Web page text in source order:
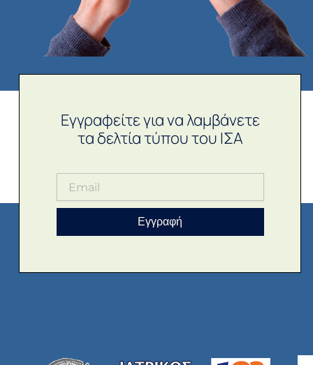
Εγγραφείτε για να λαμβάνετε
τα δελτία τύπου του ΙΣΑ
Εγγραφή